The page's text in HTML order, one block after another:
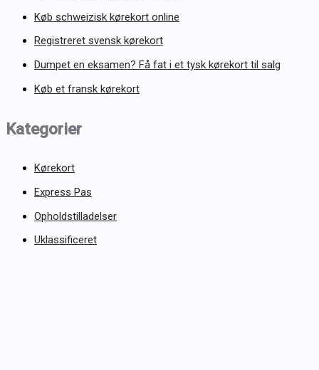
Køb schweizisk kørekort online
Registreret svensk kørekort
Dumpet en eksamen? Få fat i et tysk kørekort til salg
Køb et fransk kørekort
Kategorier
Kørekort
Express Pas
Opholdstilladelser
Uklassificeret